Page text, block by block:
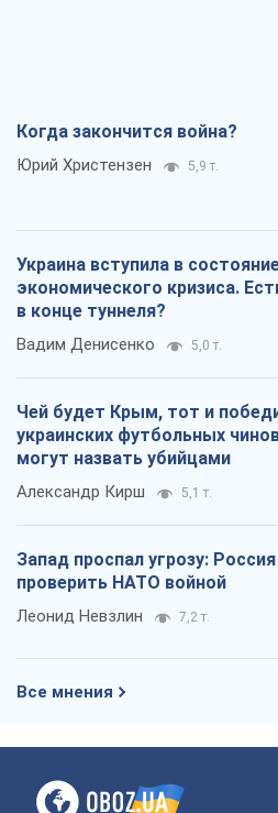
Когда закончится война?
Юрий Христензен 5,9 т.
Украина вступила в
экономического кризиса.
в конце туннеля?
Вадим Денисенко 5,0 т.
Чей будет Крым, тот и
украинских футбольных
могут назвать убийцами
Александр Кирш 5,1 т.
Запад проспал угрозу:
проверить НАТО войной
Леонид Невзлин 7,2 т.
Все мнения